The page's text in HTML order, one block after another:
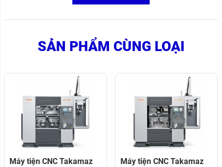
SẢN PHẨM CÙNG LOẠI
Máy tiện CNC Takamaz
Máy tiện CNC Takamaz